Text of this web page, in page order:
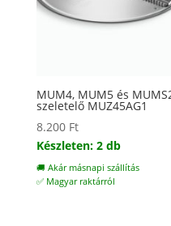
MUM4, MUM5 és
szeletelő MUZ45AG1
8.200 Ft
Készleten: 2 db
🚚 Akár másnapi szállítás
✅ Magyar raktárról